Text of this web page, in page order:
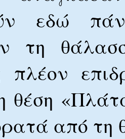
εδώ
τη
πλέον
θέση
από τη